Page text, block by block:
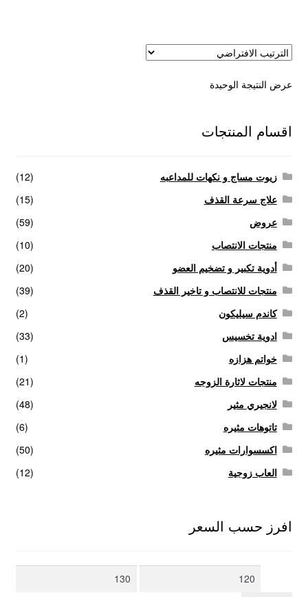
علاج سرعة القذف
كاندم سيليكون
لانجيري مثير
منتجات خاصة بالزوج
منتجات خاصة بالزوجة
منتجات لاثارة الزوجه
منتجات للانتصاب و تاخير القذف
عرض النتيجة الوحيدة
اقسام المنتجات
زيوت مساج و نكهات للمداعبه
(12)
علاج سرعة القذف
(15)
عروض
(59)
منتجات الانتصاب
(10)
أدوية تكبير و تضخيم العضو
(20)
منتجات للانتصاب و تاخير القذف
(39)
كاندم سيليكون
(2)
ادوية تخسيس
(33)
خواتم هزازه
(1)
منتجات لاثارة الزوجه
(21)
لانجيري مثير
(48)
تاتوهات مثيره
(6)
اكسسوارات مثيره
(50)
العاب زوجية
(12)
افرز حسب السعر
أدنى
أعلى